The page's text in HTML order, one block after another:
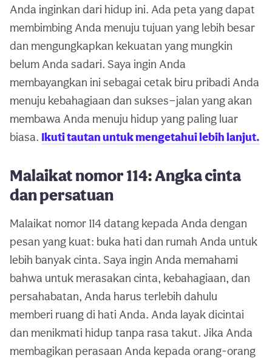
Anda inginkan dari hidup ini. Ada peta yang dapat
membimbing Anda menuju tujuan yang lebih besar
dan mengungkapkan kekuatan yang mungkin
belum Anda sadari. Saya ingin Anda
membayangkan ini sebagai cetak biru pribadi Anda
menuju kebahagiaan dan sukses—jalan yang akan
membawa Anda menuju hidup yang paling luar
biasa. Ikuti tautan untuk mengetahui lebih lanjut.
Malaikat nomor 114: Angka cinta
dan persatuan
Malaikat nomor 114 datang kepada Anda dengan
pesan yang kuat: buka hati dan rumah Anda untuk
lebih banyak cinta. Saya ingin Anda memahami
bahwa untuk merasakan cinta, kebahagiaan, dan
persahabatan, Anda harus terlebih dahulu
memberi ruang di hati Anda. Anda layak dicintai
dan menikmati hidup tanpa rasa takut. Jika Anda
membagikan perasaan Anda kepada orang-orang